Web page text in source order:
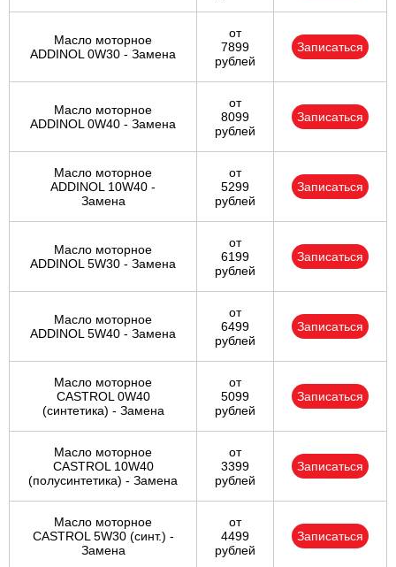
Масло моторное
ADDINOL 0W30 - Замена
от
7899
рублей
Записаться
Масло моторное
ADDINOL 0W40 - Замена
от
8099
рублей
Записаться
Масло моторное
ADDINOL 10W40 -
Замена
от
5299
рублей
Записаться
Масло моторное
ADDINOL 5W30 - Замена
от
6199
рублей
Записаться
Масло моторное
ADDINOL 5W40 - Замена
от
6499
рублей
Записаться
Масло моторное
CASTROL 0W40
(синтетика) - Замена
от
5099
рублей
Записаться
Масло моторное
CASTROL 10W40
(полусинтетика) - Замена
от
3399
рублей
Записаться
Масло моторное
CASTROL 5W30 (синт.) -
Замена
от
4499
рублей
Записаться